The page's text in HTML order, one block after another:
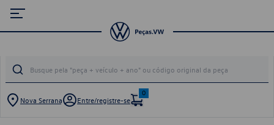
Nova Serrana Entre/registre-se
0